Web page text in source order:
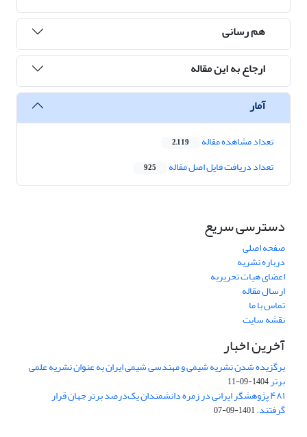
هم رسانی
ارجاع به این مقاله
آمار
تعداد مشاهده مقاله 2,119
تعداد دریافت فایل اصل مقاله 925
دسترسی سریع
صفحه اصلی
درباره نشریه
اعضای هیات تحریریه
ارسال مقاله
تماس با ما
نقشه سایت
آخرین اخبار
برگزیده شدن نشریه شیمی و مهندسی شیمی ایران به عنوان نشریه علمی
برتر1404-09-11
۴۸۱ پژوهشگر ایرانی در زمره دانشمندان یک‌درصد برتر جهان قرار
گرفتند.1401-09-07